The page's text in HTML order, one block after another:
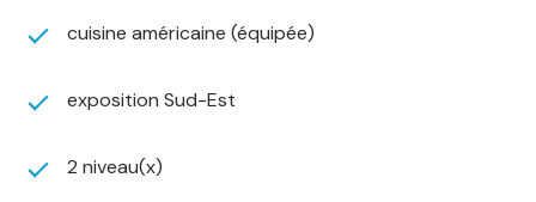
cuisine américaine (équipée)
exposition Sud-Est
2 niveau(x)